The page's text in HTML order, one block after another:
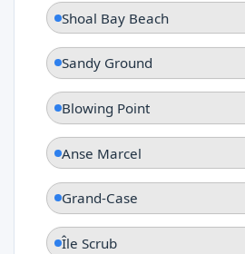
Shoal Bay Beach
Sandy Ground
Blowing Point
Anse Marcel
Grand-Case
Île Scrub